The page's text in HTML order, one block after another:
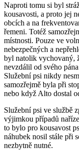
Naproti tomu si byl
kousavosti, a proto jej
obcích a na
řemeni. Totéž
místnosti. Pouze ve
nebezpečných a
byl natolik vychovaný,
nevzdálil od svého
Služební psi nikdy
samozřejmě byla při
nebo když Alto dostal
Služební psi ve službě
výjimkou případů
to bylo pro kousavost
náhubek nosil stále při
nezbytně nutné.